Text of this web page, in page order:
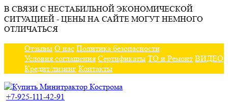
В СВЯЗИ С НЕСТАБИЛЬНОЙ ЭКОНОМИЧЕСКОЙ
СИТУАЦИЕЙ - ЦЕНЫ НА САЙТЕ МОГУТ НЕМНОГО
ОТЛИЧАТЬСЯ
Отзывы О нас Политика безопасности
Условия соглашения Сертификаты ТО и Ремонт ВИДЕО
Кредит/лизинг Контакты
+7-925-111-42-91